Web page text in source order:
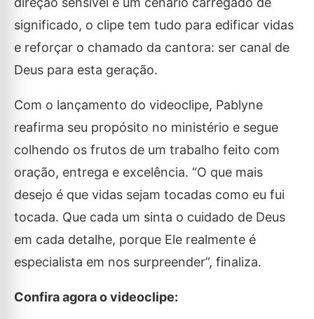
significado, o clipe tem tudo para edificar vidas
e reforçar o chamado da cantora: ser canal de
Deus para esta geração.
Com o lançamento do videoclipe, Pablyne
reafirma seu propósito no ministério e segue
colhendo os frutos de um trabalho feito com
oração, entrega e excelência. “O que mais
desejo é que vidas sejam tocadas como eu fui
tocada. Que cada um sinta o cuidado de Deus
em cada detalhe, porque Ele realmente é
especialista em nos surpreender”, finaliza.
Confira agora o videoclipe: